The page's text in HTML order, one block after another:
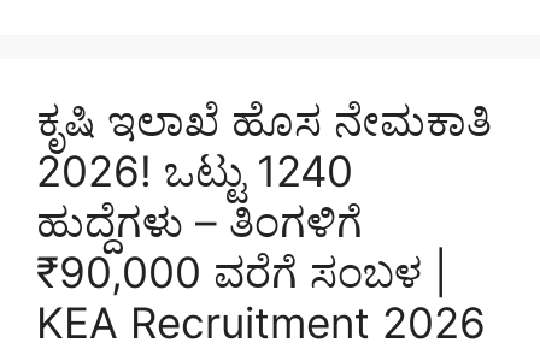
ಕೃಷಿ ಇಲಾಖೆ ಹೊಸ ನೇಮಕಾತಿ
2026! ಒಟ್ಟು 1240
ಹುದ್ದೆಗಳು – ತಿಂಗಳಿಗೆ
₹90,000 ವರೆಗೆ ಸಂಬಳ |
KEA Recruitment 2026